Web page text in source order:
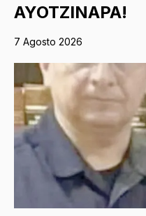
AYOTZINAPA!
7 Agosto 2026